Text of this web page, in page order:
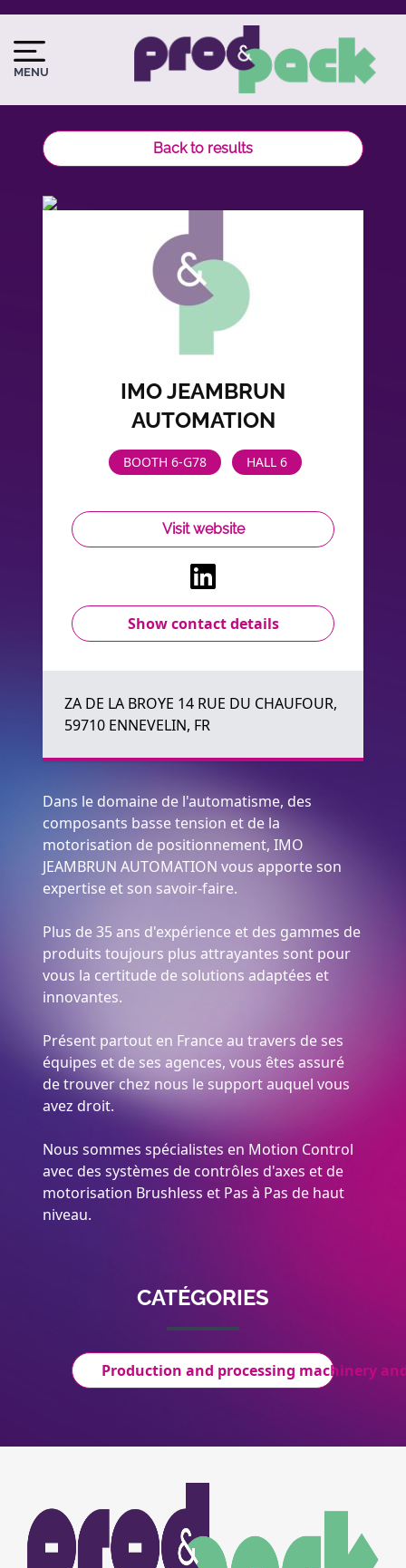
Skip
main
content
MENU
Image
du
logo
Image
Back to results
IMO JEAMBRUN
AUTOMATION
BOOTH 6-G78 HALL 6
Visit website
Show contact details
ZA DE LA BROYE 14 RUE DU CHAUFOUR,
59710 ENNEVELIN, FR
Dans le domaine de l'automatisme, des
composants basse tension et de la
motorisation de positionnement, IMO
JEAMBRUN AUTOMATION vous apporte son
expertise et son savoir-faire.
Plus de 35 ans d'expérience et des gammes de
produits toujours plus attrayantes sont pour
vous la certitude de solutions adaptées et
innovantes.
Présent partout en France au travers de ses
équipes et de ses agences, vous êtes assuré
de trouver chez nous le support auquel vous
avez droit.
Nous sommes spécialistes en Motion Control
avec des systèmes de contrôles d'axes et de
motorisation Brushless et Pas à Pas de haut
niveau.
CATÉGORIES
Production and processing machinery
du
logo